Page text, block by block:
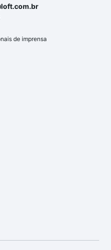
de imprensa